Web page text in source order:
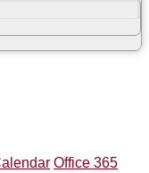
Office 365